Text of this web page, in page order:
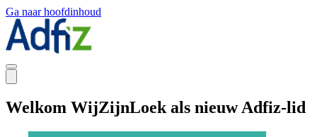
Ga naar hoofdinhoud
Welkom WijZijnLoek als nieuw Adfiz-lid